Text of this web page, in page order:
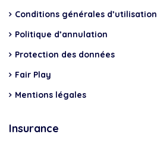
Conditions générales d’utilisation
Politique d’annulation
Protection des données
Fair Play
Mentions légales
Insurance